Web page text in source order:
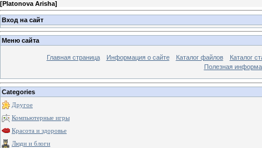
[Platonova Arisha]
Вход на сайт
Меню сайта
Главная страница Информация о сайте Каталог файлов
Каталог
Полезная
Categories
Другое
Компьютерные игры
Красота и здоровье
Люди и блоги